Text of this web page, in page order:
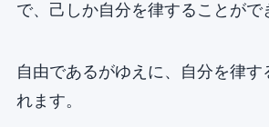
で、己しか自分を律することがで
自由であるがゆえに、自分を律す
れます。